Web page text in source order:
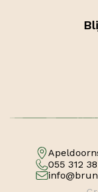
055 312